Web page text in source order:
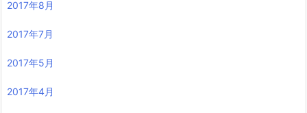
2017年8月
2017年7月
2017年5月
2017年4月